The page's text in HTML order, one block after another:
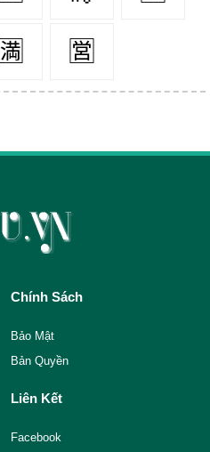
🈵 🈺
Chính Sách
Bảo Mật
Bản Quyền
Liên Kết
Facebook